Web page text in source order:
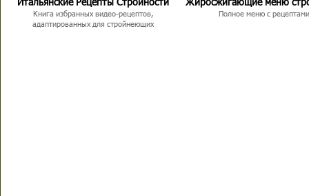
Книга избранных видео-рецептов,
адаптированных для стройнеющих
Полное меню с рецептами